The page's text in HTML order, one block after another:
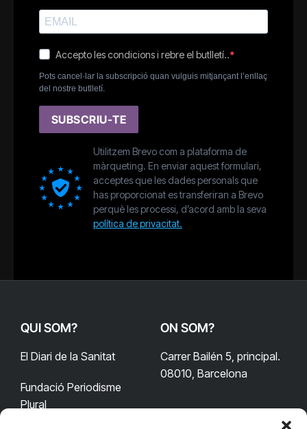
Accepto les condicions i rebre el butlletí..
Pots cancel·lar la subscripció quan vulguis mitjançant l’enllaç
del nostre butlletí.
SUBSCRIU-TE
Utilitzem Brevo com a plataforma de
màrqueting. En enviar aquest formulari,
acceptes que les dades personals que
has proporcionat es transferiran a Brevo
perquè les processi, d’acord amb la seva
política de privacitat.
QUI SOM?
El Diari de la Sanitat
Fundació Periodisme
Plural
ON SOM?
Carrer Bailén 5, principal.
08010, Barcelona